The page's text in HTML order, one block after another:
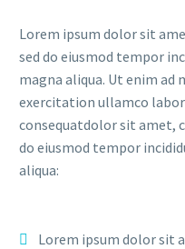
Lorem ipsum dolor sit
sed do eiusmod tempor
magna aliqua. Ut enim ad
exercitation ullamco
consequatdolor sit amet,
do eiusmod tempor
aliqua:
Lorem ipsum dolor sit